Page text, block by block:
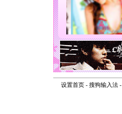
设置首页- 搜狗输入法-